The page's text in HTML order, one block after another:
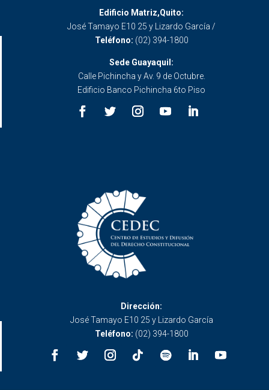
Edificio Matriz,Quito:
José Tamayo E10 25 y Lizardo García /
Teléfono: (02) 394-1800
Sede Guayaquil:
Calle Pichincha y Av. 9 de Octubre.
Edificio Banco Pichincha 6to Piso
Dirección:
José Tamayo E10 25 y Lizardo García
Teléfono: (02) 394-1800